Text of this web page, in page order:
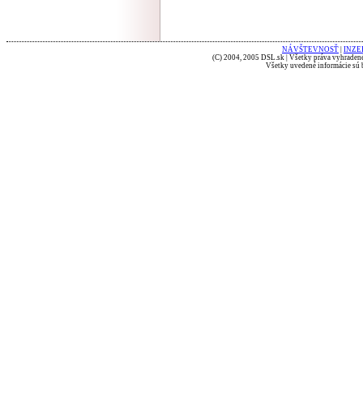
NÁVŠTEVNOSŤ
(C) 2004, 2005 DSL.sk | Všetky práva
Všetky uvedené informácie sú